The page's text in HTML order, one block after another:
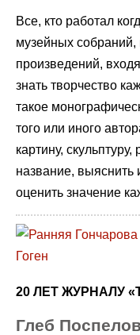
Все, кто работал
музейных собраний,
произведений,
знать творчество
такое
того или иного
картину,
название, выяснить
оценить значение
20 ЛЕТ ЖУРНАЛУ
Глеб Поспелов